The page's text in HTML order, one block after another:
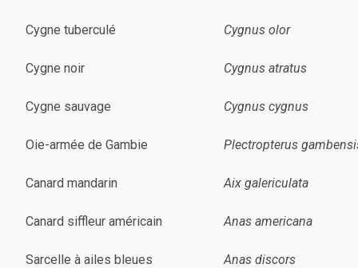
Cygne tuberculé Cygnus olor
Cygne noir Cygnus atratus
Cygne sauvage Cygnus cygnus
Oie-armée de Gambie Plectropterus
Canard mandarin Aix galericulata
Canard siffleur américain Anas americana
Sarcelle à ailes bleues Anas discors